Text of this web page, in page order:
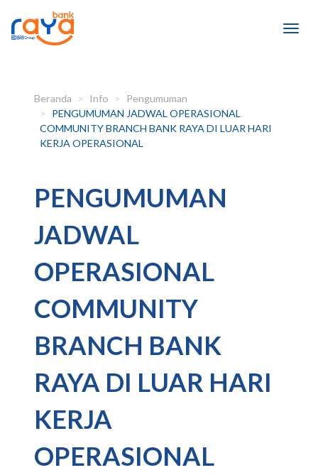
Beranda Info
Pengumuman
PENGUMUMAN JADWAL OPERASIONAL
COMMUNITY BRANCH BANK RAYA DI LUAR HARI
KERJA OPERASIONAL
PENGUMUMAN
JADWAL
OPERASIONAL
COMMUNITY
BRANCH BANK
RAYA DI LUAR HARI
KERJA
OPERASIONAL